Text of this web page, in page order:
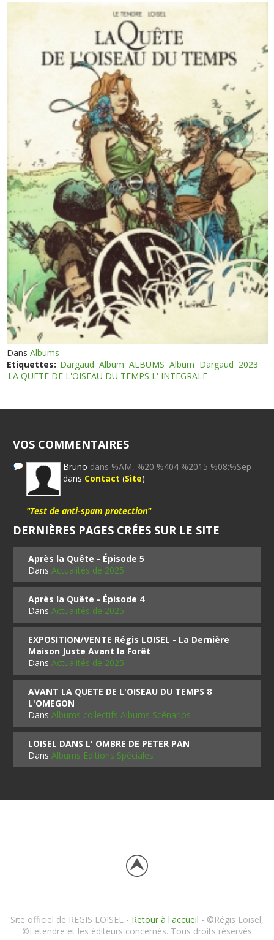
DansAlbums
Etiquettes: Dargaud Album ALBUMS Album Dargaud 2023
LA QUETE DE L'OISEAU DU TEMPS L' INTEGRALE
VOS COMMENTAIRES
Bruno dans %AM, %20 %404 %2015 %08:%Sep
dans Contact (Site)
"Test de anti-spam protection"
DERNIÈRES PAGES CRÉES SUR LE SITE
Après la Quête - Épisode 5
DansActualités de 2025
Après la Quête - Épisode 4
DansActualités de 2025
EXPOSITION/VENTE Régis LOISEL - La Dernière
Maison Juste Avant la Forêt
DansActualités de 2025
AVANT LA QUETE DE L'OISEAU DU TEMPS 8
L'OMEGON
DansAlbums collectifs Albums Scénarios
LOISEL DANS L' OMBRE DE PETER PAN
DansAlbums Editions Spéciales
Site officiel de REGIS LOISEL - Retour à l'accueil - ©Régis Loisel,
©Letendre et les éditeurs concernés. Tous droits réservés